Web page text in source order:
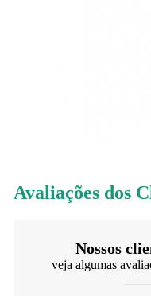
Avaliações dos
Nossos
veja algumas